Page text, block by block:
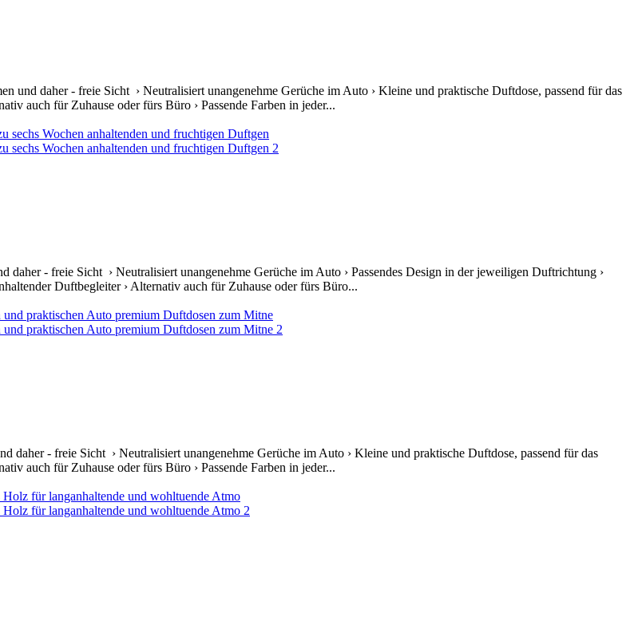
und daher - freie Sicht › Neutralisiert unangenehme Gerüche im Auto › Kleine und praktische Duftdose, passend für das
auch für Zuhause oder fürs Büro › Passende Farben in jeder...
- freie Sicht › Neutralisiert unangenehme Gerüche im Auto › Passendes Design in der jeweiligen Duftrichtung ›
Duftbegleiter › Alternativ auch für Zuhause oder fürs Büro...
- freie Sicht › Neutralisiert unangenehme Gerüche im Auto › Kleine und praktische Duftdose, passend für das
auch für Zuhause oder fürs Büro › Passende Farben in jeder...